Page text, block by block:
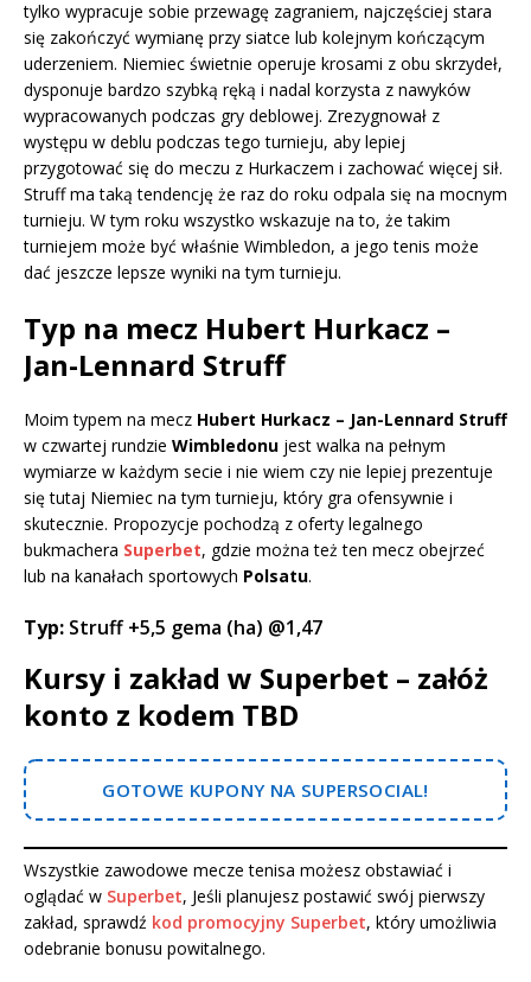
tylko wypracuje sobie przewagę zagraniem, najczęściej stara
się zakończyć wymianę przy siatce lub kolejnym kończącym
uderzeniem. Niemiec świetnie operuje krosami z obu skrzydeł,
dysponuje bardzo szybką ręką i nadal korzysta z nawyków
wypracowanych podczas gry deblowej. Zrezygnował z
występu w deblu podczas tego turnieju, aby lepiej
przygotować się do meczu z Hurkaczem i zachować więcej sił.
Struff ma taką tendencję że raz do roku odpala się na mocnym
turnieju. W tym roku wszystko wskazuje na to, że takim
turniejem może być właśnie Wimbledon, a jego tenis może
dać jeszcze lepsze wyniki na tym turnieju.
Typ na mecz Hubert Hurkacz –
Jan-Lennard Struff
Moim typem na mecz Hubert Hurkacz – Jan-Lennard Struff
w czwartej rundzie Wimbledonu jest walka na pełnym
wymiarze w każdym secie i nie wiem czy nie lepiej prezentuje
się tutaj Niemiec na tym turnieju, który gra ofensywnie i
skutecznie. Propozycje pochodzą z oferty legalnego
bukmachera Superbet, gdzie można też ten mecz obejrzeć
lub na kanałach sportowych Polsatu.
Typ: Struff +5,5 gema (ha) @1,47
Kursy i zakład w Superbet – załóż
konto z kodem TBD
GOTOWE KUPONY NA SUPERSOCIAL!
Wszystkie zawodowe mecze tenisa możesz obstawiać i
oglądać w Superbet, Jeśli planujesz postawić swój pierwszy
zakład, sprawdź kod promocyjny Superbet, który umożliwia
odebranie bonusu powitalnego.